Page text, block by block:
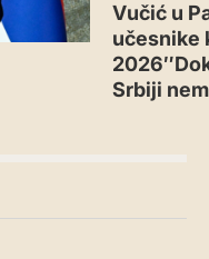
Vučić u
učesnike
Srbiji